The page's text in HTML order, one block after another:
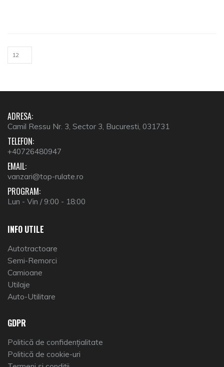
ADRESA:
Camil Ressu Nr. 3, Sector 3, Bucuresti, 031731
TELEFON:
+40726480947
EMAIL:
vanzari@top-rulate.ro
PROGRAM:
Lun - Vin / 9:00 - 18:00
INFO UTILE
Autotractoare
Semi-Remorci
Camioane
Utilaje
Auto-Utilitare
GDPR
Politică de confidențialitate
Politică de cookie-uri